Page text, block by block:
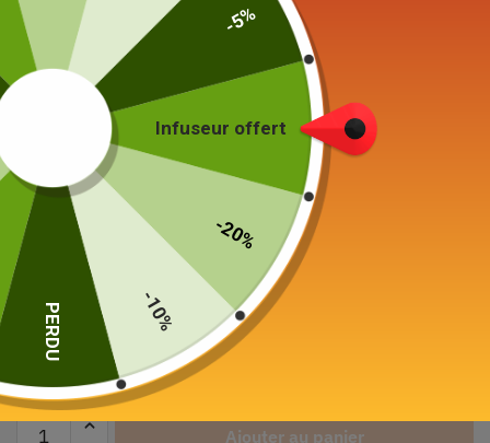
Plateau à Thé Vintage
Chat
39,90 €– €
Ajouter au panier
Infuseur offert
-20%
-10%
PERDU
-5%